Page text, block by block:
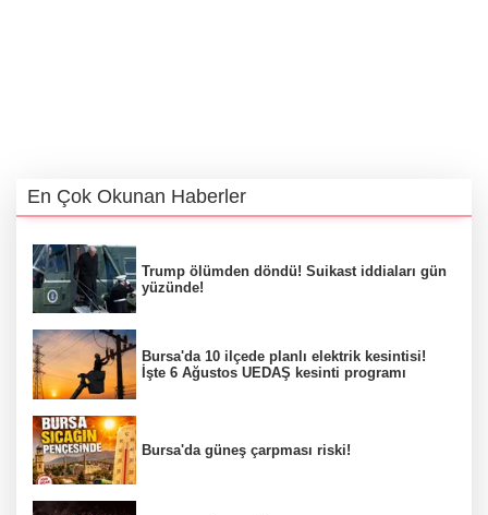
En Çok Okunan Haberler
Trump ölümden döndü! Suikast iddiaları gün
yüzünde!
Bursa'da 10 ilçede planlı elektrik kesintisi!
İşte 6 Ağustos UEDAŞ kesinti programı
Bursa'da güneş çarpması riski!